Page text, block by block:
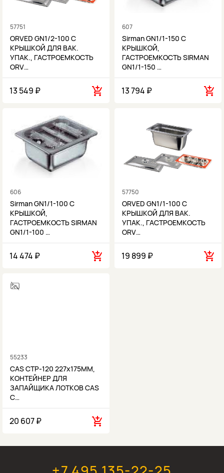
57751
ORVED GN1/2-100 С
КРЫШКОЙ ДЛЯ ВАК.
УПАК., ГАСТРОЕМКОСТЬ
ORV…
13 549 ₽
607
Sirman GN1/1-150 С
КРЫШКОЙ,
ГАСТРОЕМКОСТЬ SIRMAN
GN1/1-150 …
13 794 ₽
606
Sirman GN1/1-100 С
КРЫШКОЙ,
ГАСТРОЕМКОСТЬ SIRMAN
GN1/1-100 …
14 474 ₽
57750
ORVED GN1/1-100 С
КРЫШКОЙ ДЛЯ ВАК.
УПАК., ГАСТРОЕМКОСТЬ
ORV…
19 899 ₽
55233
CAS CTP-120 227х175ММ,
КОНТЕЙНЕР ДЛЯ
ЗАПАЙЩИКА ЛОТКОВ CAS
C…
20 607 ₽